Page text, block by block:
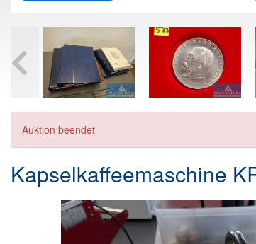
Auktion beendet
Kapselkaffeemaschine